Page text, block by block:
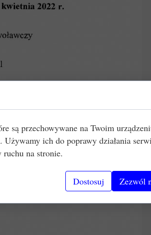
są przechowywane na Twoim
ich do poprawy działania
na stronie.
Dostosuj Zezwól